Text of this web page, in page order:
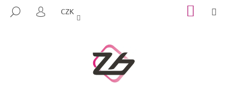
HLEDAT
PŘIHLÁŠENÍ
CZK KOŠÍK